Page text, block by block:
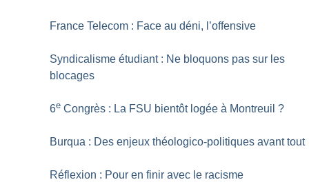
France Telecom : Face au déni, l’offensive
Syndicalisme étudiant : Ne bloquons pas sur les
blocages
6e Congrès : La FSU bientôt logée à Montreuil ?
Burqua : Des enjeux théologico-politiques avant tout
Réflexion : Pour en finir avec le racisme